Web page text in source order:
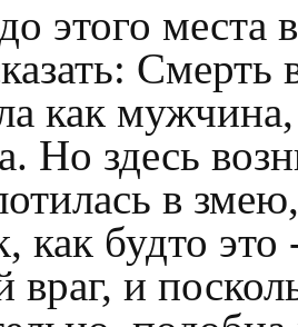
этого места
Смерть
как
Но здесь
в
как будто
враг, и